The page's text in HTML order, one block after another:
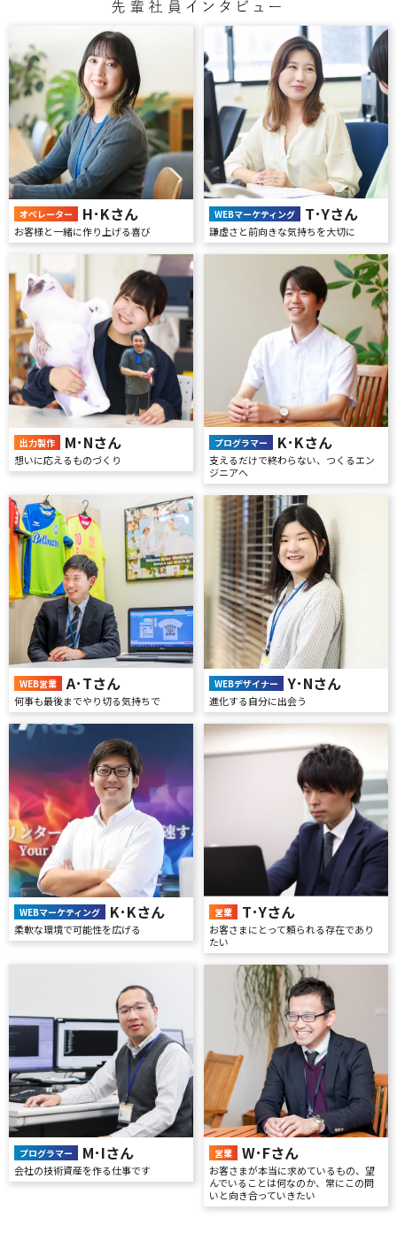
オペレーター H･Kさん
お客様と一緒に作り上げる喜び
WEBマーケティング T･Yさん
謙虚さと前向きな気持ちを大切に
出力製作 M･Nさん
想いに応えるものづくり
プログラマー K･Kさん
支えるだけで終わらない、つくるエン
ジニアへ
WEB営業 A･Tさん
何事も最後までやり切る気持ちで
WEBデザイナー Y･Nさん
進化する自分に出会う
WEBマーケティング K･Kさん
柔軟な環境で可能性を広げる
営業 T･Yさん
お客さまにとって頼られる存在であり
たい
プログラマー M･Iさん
会社の技術資産を作る仕事です
営業 W･Fさん
お客さまが本当に求めているもの、望
んでいることは何なのか、常にこの問
いと向き合っていきたい